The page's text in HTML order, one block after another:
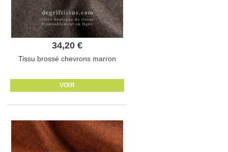
34,20 €
Tissu brossé chevrons marron
VOIR